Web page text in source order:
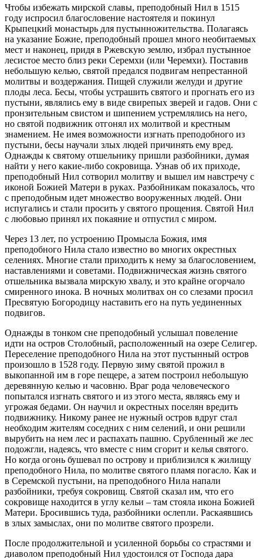
Чтобы избежать мирской славы, преподобный Нил в 1515
году испросил благословение настоятеля и покинул
Крыпецкий монастырь для пустынножительства. Полагаясь
на указание Божие, преподобный прошел много необитаемых
мест и наконец, придя в Ржевскую землю, избрал пустынное
лесистое место близ реки Серемхи (или Черемхи). Поставив
небольшую келью, святой предался подвигам непрестанной
молитвы и воздержания. Пищей служили желуди и другие
плоды леса. Бесы, чтобы устрашить святого и прогнать его из
пустыни, являлись ему в виде свирепых зверей и гадов. Они с
пронзительным свистом и шипением устремлялись на него,
но святой подвижник отгонял их молитвой и крестным
знамением. Не имея возможности изгнать преподобного из
пустыни, бесы научали злых людей причинять ему вред.
Однажды к святому отшельнику пришли разбойники, думая
найти у него какие-либо сокровища. Узнав об их приходе,
преподобный Нил сотворил молитву и вышел им навстречу с
иконой Божией Матери в руках. Разбойникам показалось, что
с преподобным идет множество вооруженных людей. Они
испугались и стали просить у святого прощения. Святой Нил
с любовью принял их покаяние и отпустил с миром.
Через 13 лет, по устроению Промысла Божия, имя
преподобного Нила стало известно во многих окрестных
селениях. Многие стали приходить к нему за благословением,
наставлениями и советами. Подвижническая жизнь святого
отшельника вызвала мирскую хвалу, и это крайне огорчало
смиренного инока. В ночных молитвах он со слезами просил
Пресвятую Богородицу наставить его на путь уединенных
подвигов.
Однажды в тонком сне преподобный услышал повеление
идти на остров Столобный, расположенный на озере Селигер.
Переселение преподобного Нила на этот пустынный остров
произошло в 1528 году. Первую зиму святой прожил в
выкопанной им в горе пещере, а затем построил небольшую
деревянную келью и часовню. Враг рода человеческого
попытался изгнать святого и из этого места, являясь ему и
угрожая бедами. Он научил и окрестных поселян вредить
подвижнику. Никому ранее не нужный остров вдруг стал
необходим жителям соседних с ним селений, и они решили
вырубить на нем лес и распахать пашню. Срубленный же лес
подожгли, надеясь, что вместе с ним сгорит и келья святого.
Но когда огонь бушевал по острову и приблизился к жилищу
преподобного Нила, по молитве святого пламя погасло. Как и
в Серемской пустыни, на преподобного Нила напали
разбойники, требуя сокровищ. Святой сказал им, что его
сокровище находится в углу кельи – там стояла икона Божией
Матери. Бросившись туда, разбойники ослепли. Раскаявшись
в злых замыслах, они по молитве святого прозрели.
После продолжительной и усиленной борьбы со страстями и
диаволом преподобный Нил удостоился от Господа дара